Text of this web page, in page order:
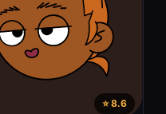
⭐ 8.6